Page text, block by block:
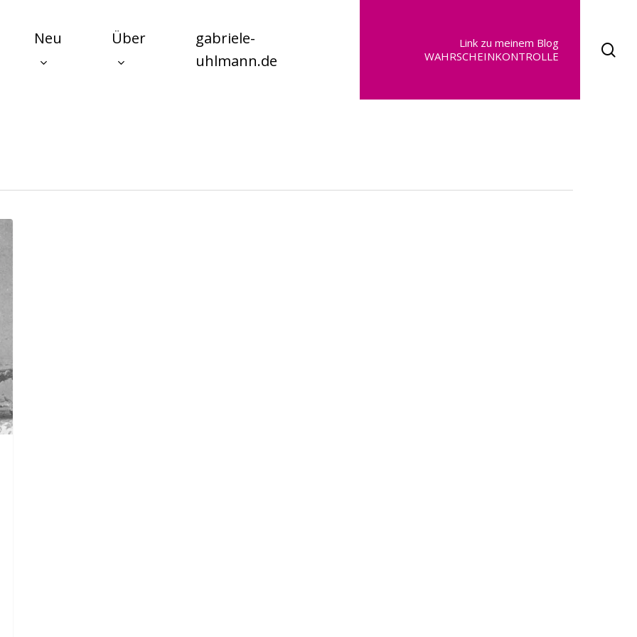
Neu Über
gabriele-
uhlmann.de
Link zu meinem Blog
WAHRSCHEINKONTROLLE